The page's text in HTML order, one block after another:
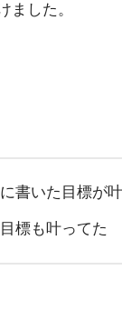
ました。
書いた目標が
標も叶ってた